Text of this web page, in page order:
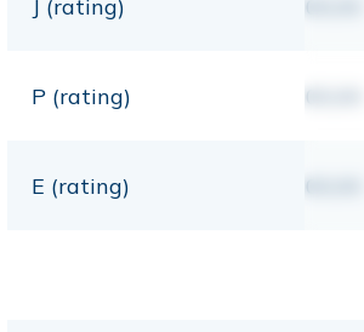
J (rating) 00,00
P (rating) 00,00
E (rating) 00,00